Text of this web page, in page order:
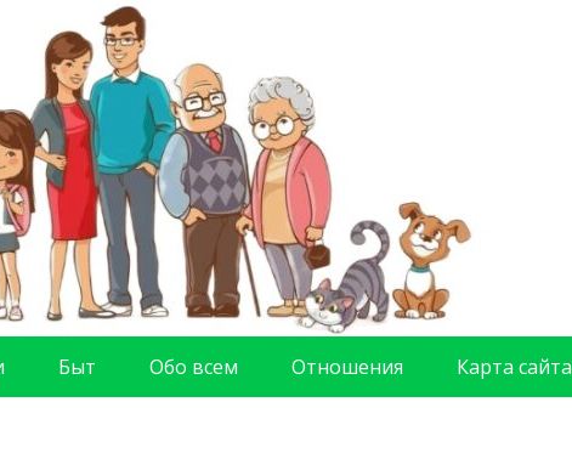
Быт Обо всем Отношения Карта сайта